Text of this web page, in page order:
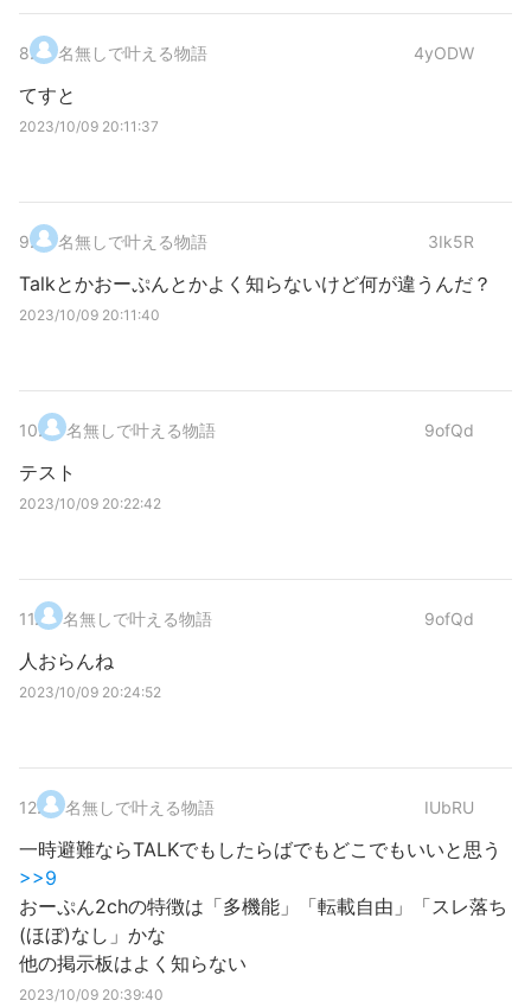
8. 名無しで叶える物語 4yODW
てすと
2023/10/09 20:11:37
9. 名無しで叶える物語 3Ik5R
Talkとかおーぷんとかよく知らないけど何が違うんだ？
2023/10/09 20:11:40
10. 名無しで叶える物語 9ofQd
テスト
2023/10/09 20:22:42
11. 名無しで叶える物語 9ofQd
人おらんね
2023/10/09 20:24:52
12. 名無しで叶える物語 IUbRU
一時避難ならTALKでもしたらばでもどこでもいいと思う
>>9
おーぷん2chの特徴は「多機能」「転載自由」「スレ落ち
(ほぼ)なし」かな
他の掲示板はよく知らない
2023/10/09 20:39:40